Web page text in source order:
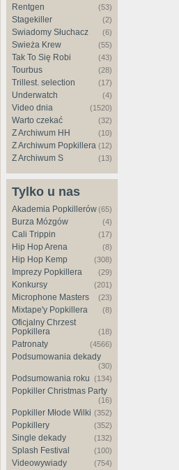
Rentgen (53)
Stagekiller (2)
Świadomy Słuchacz (6)
Świeża Krew (55)
Tak To Się Robi (43)
Tourbus (28)
Trillest. selection (17)
Underwatch (4)
Video dnia (1520)
Warto czekać (32)
Z Archiwum HH (10)
Z Archiwum Popkillera (12)
Z Archiwum S (13)
Tylko u nas
Akademia Popkillerów(65)
Burza Mózgów (4)
Cali Trippin (17)
Hip Hop Arena (8)
Hip Hop Kemp (308)
Imprezy Popkillera (29)
Konkursy (201)
Microphone Masters (23)
Mixtape'y Popkillera (8)
Oficjalny Chrzest
Popkillera
(18)
Patronaty (4566)
Podsumowania dekady
(30)
Podsumowania roku (134)
Popkiller Christmas Party
(16)
Popkiller Młode Wilki (352)
Popkillery (352)
Single dekady (132)
Splash Festival (100)
Videowywiady (754)